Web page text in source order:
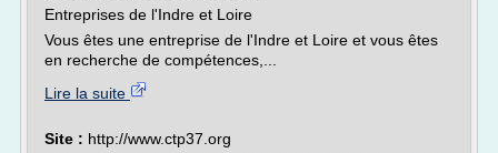
Entreprises de l'Indre et Loire
Vous êtes une entreprise de l'Indre et Loire et vous êtes
en recherche de compétences,...
Lire la suite
Site : http://www.ctp37.org